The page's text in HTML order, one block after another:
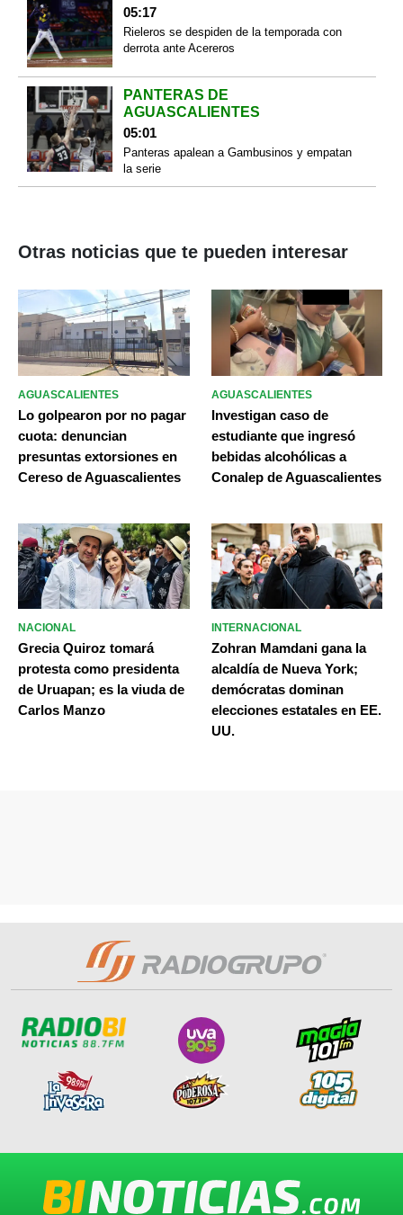
05:17
Rieleros se despiden de la temporada con
derrota ante Acereros
PANTERAS DE
AGUASCALIENTES
05:01
Panteras apalean a Gambusinos y empatan
la serie
Otras noticias que te pueden interesar
AGUASCALIENTES
Lo golpearon por no pagar
cuota: denuncian
presuntas extorsiones en
Cereso de Aguascalientes
AGUASCALIENTES
Investigan caso de
estudiante que ingresó
bebidas alcohólicas a
Conalep de Aguascalientes
NACIONAL
Grecia Quiroz tomará
protesta como presidenta
de Uruapan; es la viuda de
Carlos Manzo
INTERNACIONAL
Zohran Mamdani gana la
alcaldía de Nueva York;
demócratas dominan
elecciones estatales en EE.
UU.